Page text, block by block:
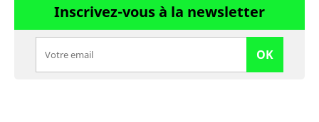
Inscrivez-vous à la newsletter
OK